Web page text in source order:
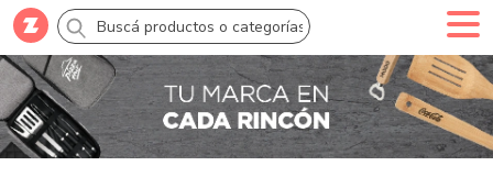
Comprar Creá tu cuenta Ingresá
Categorías